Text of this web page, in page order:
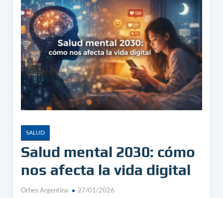
SALUD
Salud mental 2030: cómo
nos afecta la vida digital
Orbes Argentina 27/01/2026